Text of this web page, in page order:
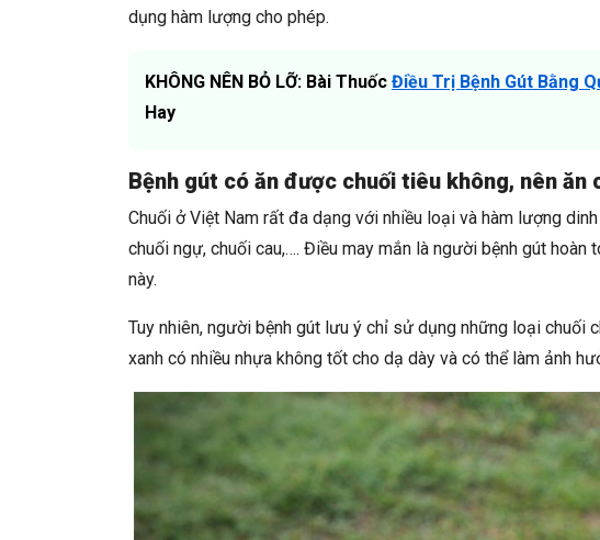
dụng hàm lượng cho phép.
KHÔNG NÊN BỎ LỠ: Bài Thuốc Điều Trị Bệnh Gút Bằng
Hay
Bệnh gút có ăn được chuối tiêu không, nên ăn
Chuối ở Việt Nam rất đa dạng với nhiều loại và hàm lượng
chuối ngự, chuối cau,…. Điều may mắn là người bệnh gút
này.
Tuy nhiên, người bệnh gút lưu ý chỉ sử dụng những loại chuối
xanh có nhiều nhựa không tốt cho dạ dày và có thể làm ảnh